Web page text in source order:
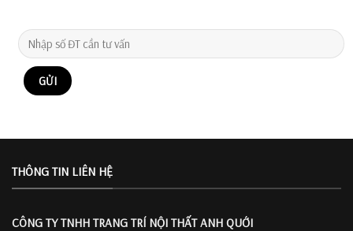
THÔNG TIN LIÊN HỆ
CÔNG TY TNHH TRANG TRÍ NỘI THẤT ANH QUỚI